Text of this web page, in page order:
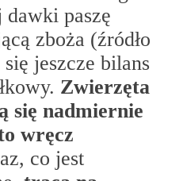
paszę
zboża (źródło
jeszcze bilans
Zwierzęta
się nadmiernie
wręcz
co jest